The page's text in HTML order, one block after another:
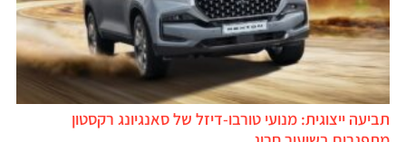
תביעה ייצוגית: מנועי טורבו-דיזל של סאנגיונג רקסטון